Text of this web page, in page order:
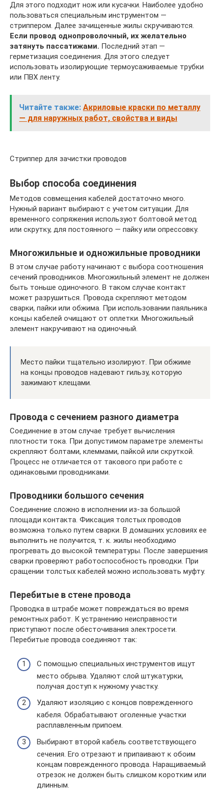
Для этого подходит нож или кусачки. Наиболее удобно
пользоваться специальным инструментом —
стриппером. Далее зачищенные жилы скручиваются.
Если провод однопроволочный, их желательно
затянуть пассатижами. Последний этап —
герметизация соединения. Для этого следует
использовать изолирующие термоусаживаемые трубки
или ПВХ ленту.
Читайте также: Акриловые краски по металлу
— для наружных работ, свойства и виды
Стриппер для зачистки проводов
Выбор способа соединения
Методов совмещения кабелей достаточно много.
Нужный вариант выбирают с учетом ситуации. Для
временного сопряжения используют болтовой метод
или скрутку, для постоянного — пайку или опрессовку.
Многожильные и одножильные проводники
В этом случае работу начинают с выбора соотношения
сечений проводников. Многожильный элемент не должен
быть тоньше одиночного. В таком случае контакт
может разрушиться. Провода скрепляют методом
сварки, пайки или обжима. При использовании паяльника
концы кабелей очищают от оплетки. Многожильный
элемент накручивают на одиночный.
Место пайки тщательно изолируют. При обжиме
на концы проводов надевают гильзу, которую
зажимают клещами.
Провода с сечением разного диаметра
Соединение в этом случае требует вычисления
плотности тока. При допустимом параметре элементы
скрепляют болтами, клеммами, пайкой или скруткой.
Процесс не отличается от такового при работе с
одинаковыми проводниками.
Проводники большого сечения
Соединение сложно в исполнении из-за большой
площади контакта. Фиксация толстых проводов
возможна только путем сварки. В домашних условиях ее
выполнить не получится, т. к. жилы необходимо
прогревать до высокой температуры. После завершения
сварки проверяют работоспособность проводки. При
сращении толстых кабелей можно использовать муфту.
Перебитые в стене провода
Проводка в штрабе может повреждаться во время
ремонтных работ. К устранению неисправности
приступают после обесточивания электросети.
Перебитые провода соединяют так:
С помощью специальных инструментов ищут
место обрыва. Удаляют слой штукатурки,
получая доступ к нужному участку.
Удаляют изоляцию с концов поврежденного
кабеля. Обрабатывают оголенные участки
расплавленным припоем.
Выбирают второй кабель соответствующего
сечения. Его отрезают и припаивают к обоим
концам поврежденного провода. Наращиваемый
отрезок не должен быть слишком коротким или
длинным.